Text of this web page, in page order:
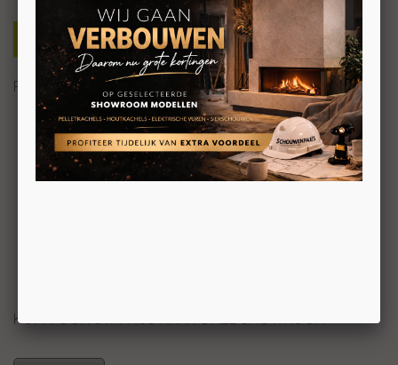
Perfect in bestaande en nieuwe situaties
Inzet houthaard
Bestaande en nieuwe situaties
Ideaal voor renovaties
Geringe inbouw diepte
Twee verschillende designs
Warmte reflecterend glas in zijruiten
KOM VOOR UW PRIJS NAAR ONZE SHOWROOM